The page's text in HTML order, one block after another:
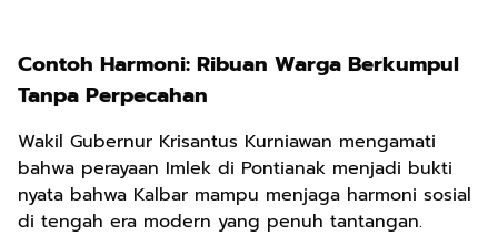
Contoh Harmoni: Ribuan Warga Berkumpul
Tanpa Perpecahan
Wakil Gubernur Krisantus Kurniawan mengamati
bahwa perayaan Imlek di Pontianak menjadi bukti
nyata bahwa Kalbar mampu menjaga harmoni sosial
di tengah era modern yang penuh tantangan.